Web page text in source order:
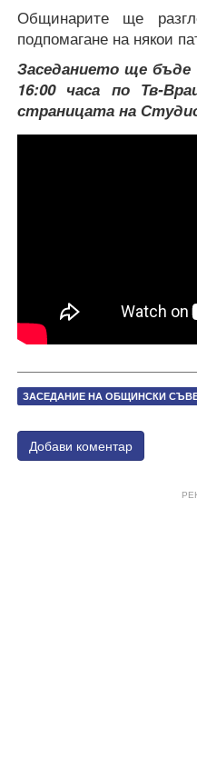
Общинарите ще
подпомагане на някои
Заседанието ще
16:00 часа по Тв-
страницата на
ЗАСЕДАНИЕ НА ОБЩИНСКИ
Добави коментар